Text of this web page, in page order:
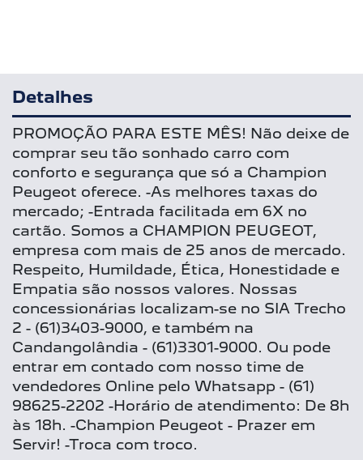
Detalhes
PROMOÇÃO PARA ESTE MÊS! Não deixe de
comprar seu tão sonhado carro com
conforto e segurança que só a Champion
Peugeot oferece. -As melhores taxas do
mercado; -Entrada facilitada em 6X no
cartão. Somos a CHAMPION PEUGEOT,
empresa com mais de 25 anos de mercado.
Respeito, Humildade, Ética, Honestidade e
Empatia são nossos valores. Nossas
concessionárias localizam-se no SIA Trecho
2 - (61)3403-9000, e também na
Candangolândia - (61)3301-9000. Ou pode
entrar em contado com nosso time de
vendedores Online pelo Whatsapp - (61)
98625-2202 -Horário de atendimento: De 8h
às 18h. -Champion Peugeot - Prazer em
Servir! -Troca com troco.